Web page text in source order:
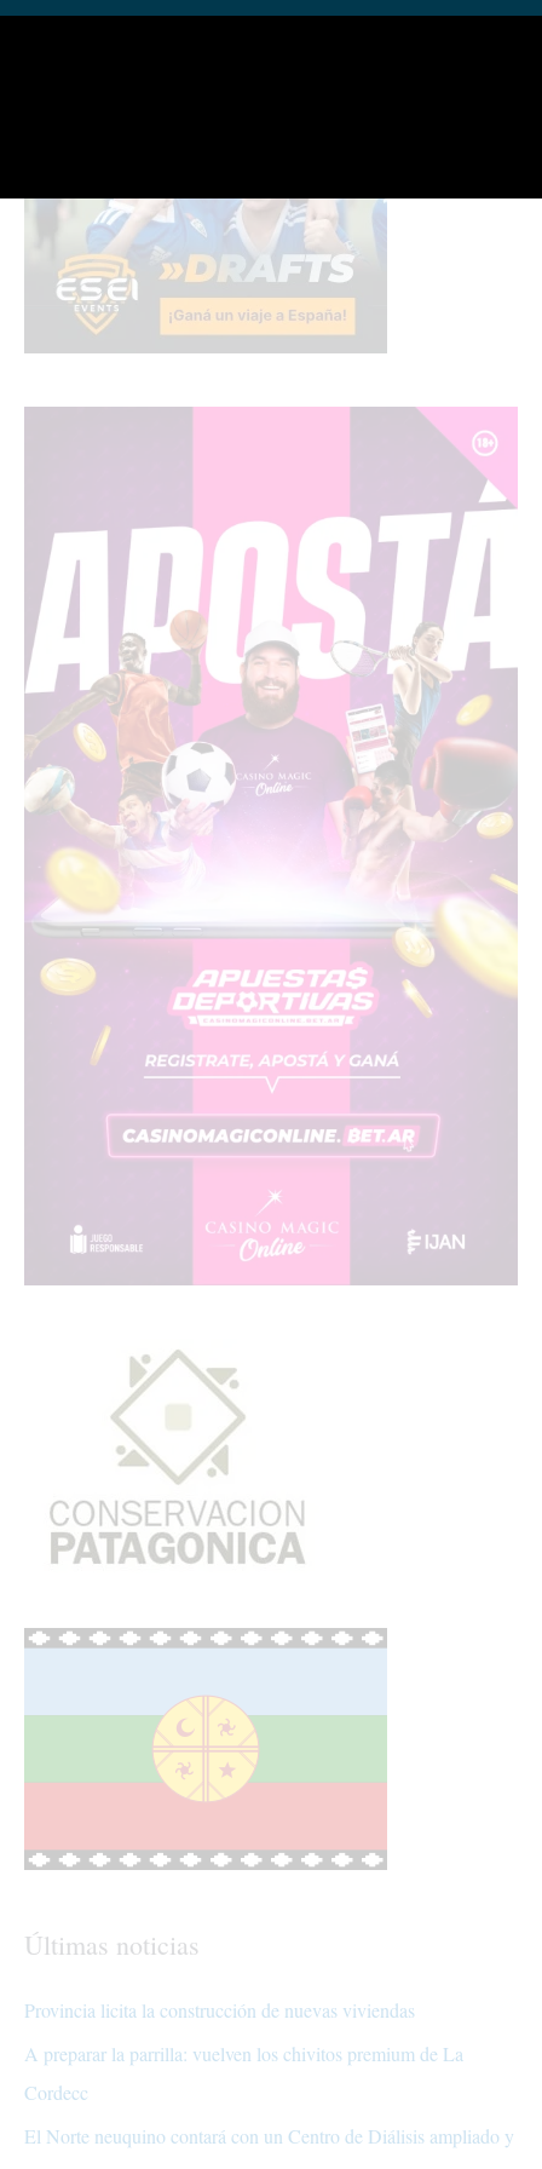
Últimas noticias
Provincia licita la construcción de nuevas viviendas
A preparar la parrilla: vuelven los chivitos premium de La
Cordecc
El Norte neuquino contará con un Centro de Diálisis ampliado y